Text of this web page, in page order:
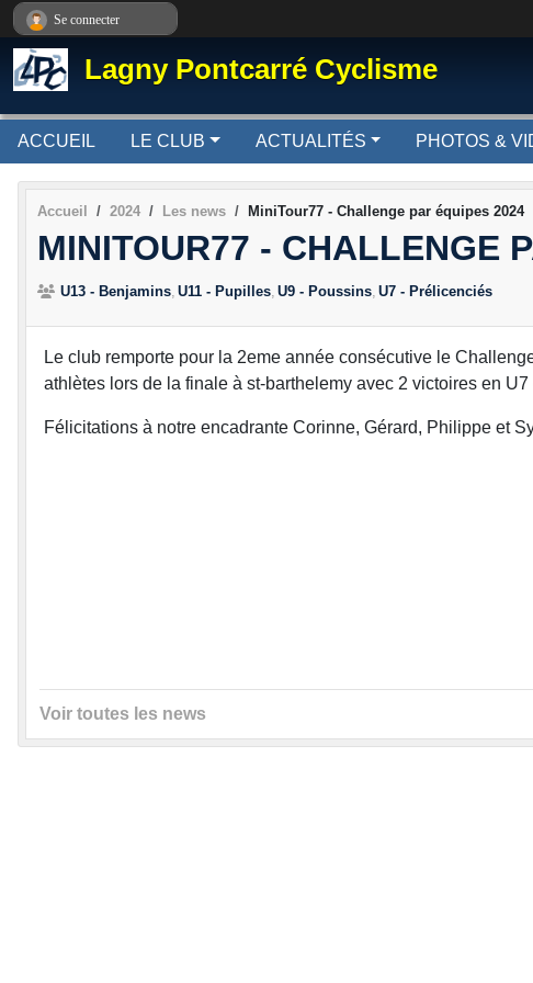
Lagny Pontcarré Cyclisme
ACCUEIL LE CLUB ACTUALITÉS PHOTOS &
Accueil 2024 Les news MiniTour77 - Challenge par équipes 2024
MINITOUR77 - CHALLENGE
U13 - Benjamins U11 - Pupilles U9 - Poussins U7 - Prélicenciés
Le club remporte pour la 2eme année consécutive le
athlètes lors de la finale à st-barthelemy avec 2 victoires en
Félicitations à notre encadrante Corinne, Gérard, Philippe et
Voir toutes les news
Se connecter
Panneau de gestion des cookies